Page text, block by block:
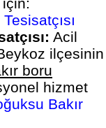
Acil
ilçesinin
boru
hizmet
Bakır